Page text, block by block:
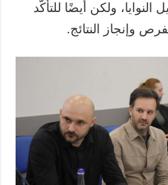
ولكن أيضًا للتأكّد
وإنجاز النتائج.